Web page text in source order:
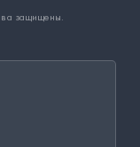
защищены.